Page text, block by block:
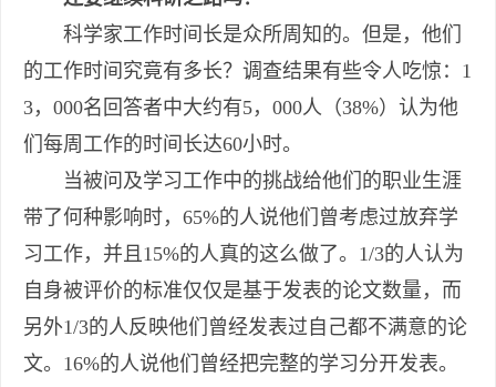
科学家工作时间长是众所周知的。但是，他们
的工作时间究竟有多长？调查结果有些令人吃惊：1
3，000名回答者中大约有5，000人（38%）认为他
们每周工作的时间长达60小时。
当被问及学习工作中的挑战给他们的职业生涯
带了何种影响时，65%的人说他们曾考虑过放弃学
习工作，并且15%的人真的这么做了。1/3的人认为
自身被评价的标准仅仅是基于发表的论文数量，而
另外1/3的人反映他们曾经发表过自己都不满意的论
文。16%的人说他们曾经把完整的学习分开发表。